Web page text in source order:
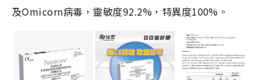
及Omicorn病毒，靈敏度92.2%，特異度100%。